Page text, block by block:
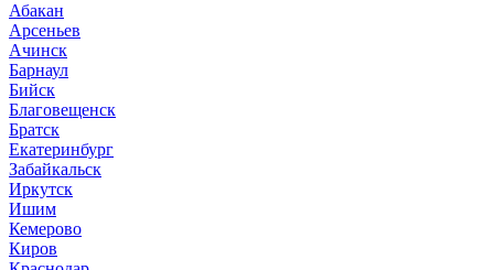
Абакан
Арсеньев
Ачинск
Барнаул
Бийск
Благовещенск
Братск
Екатеринбург
Забайкальск
Иркутск
Ишим
Кемерово
Киров